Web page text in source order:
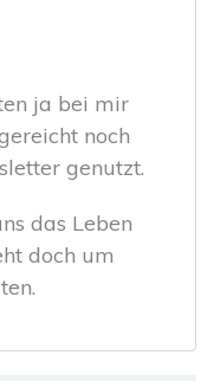
ja bei mir
noch
genutzt.
das Leben
doch um